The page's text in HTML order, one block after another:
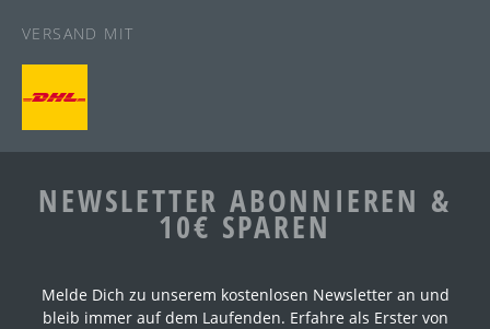
VERSAND MIT
NEWSLETTER ABONNIEREN &
10€ SPAREN
Melde Dich zu unserem kostenlosen Newsletter an und
bleib immer auf dem Laufenden. Erfahre als Erster von